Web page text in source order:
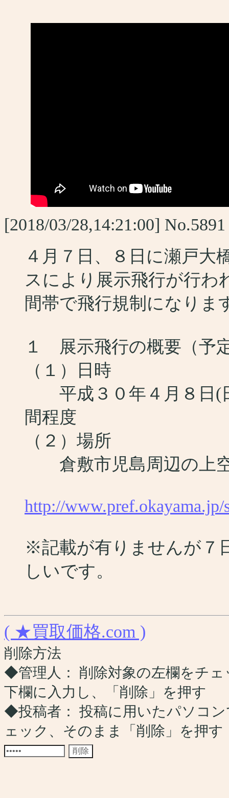
[2018/03/28,14:21:00]
４月７日、８日に瀬戸大
スにより展示飛行が行わ
間帯で飛行規制になりま
１ 展示飛行の概要（予
（１）日時
平成３０年４月８日(
間程度
（２）場所
倉敷市児島周辺の上
http://www.pref.okayama.jp/
※記載が有りませんが７
しいです。
( ★買取価格.com )
削除方法
◆管理人： 削除対象の左欄をチ
下欄に入力し、「削除」を押す
◆投稿者： 投稿に用いたパソコ
ェック、そのまま「削除」を押